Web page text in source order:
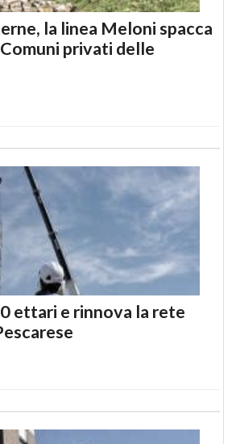
la linea Meloni spacca
privati delle
ettari e rinnova la rete